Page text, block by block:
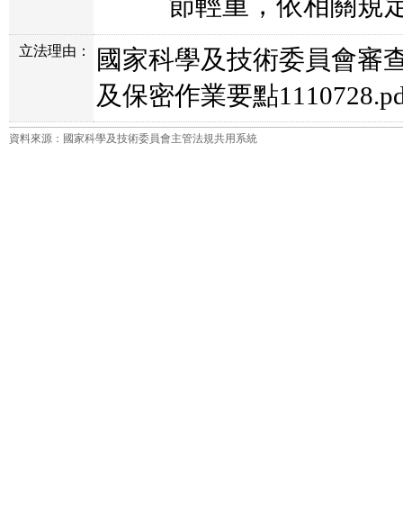
立法理由：
國家科學及技術委員會審
及保密作業要點
資料來源：國家科學及技術委員會主管法規共用系統